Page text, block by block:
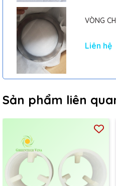
VÒNG
Liên hệ
Sản phẩm liên